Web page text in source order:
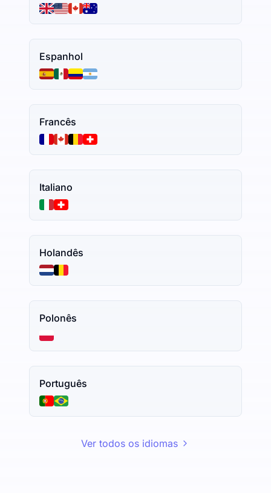
Espanhol
Francês
Italiano
Holandês
Polonês
Português
Ver todos os idiomas